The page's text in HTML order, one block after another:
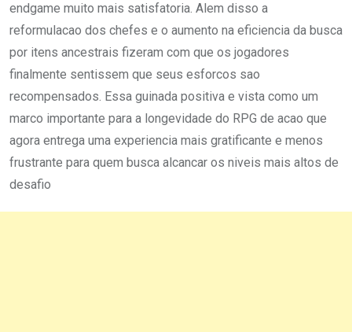
endgame muito mais satisfatoria. Alem disso a
reformulacao dos chefes e o aumento na eficiencia da busca
por itens ancestrais fizeram com que os jogadores
finalmente sentissem que seus esforcos sao
recompensados. Essa guinada positiva e vista como um
marco importante para a longevidade do RPG de acao que
agora entrega uma experiencia mais gratificante e menos
frustrante para quem busca alcancar os niveis mais altos de
desafio